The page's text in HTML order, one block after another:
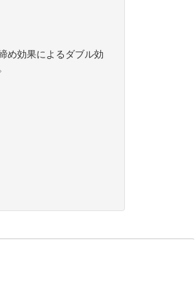
め効果によるダブル効